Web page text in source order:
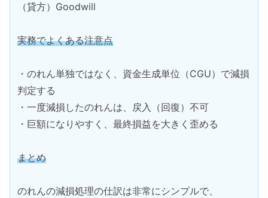
（貸方）Goodwill
実務でよくある注意点
・のれん単独ではなく、資金生成単位（CGU）で減損
判定する
・一度減損したのれんは、戻入（回復）不可
・巨額になりやすく、最終損益を大きく歪める
まとめ
のれんの減損処理の仕訳は非常にシンプルで、